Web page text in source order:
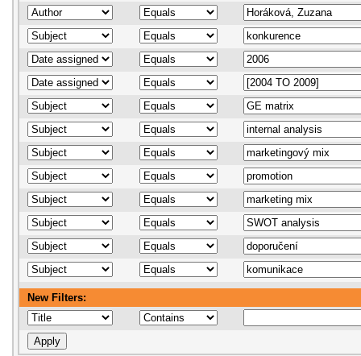
New Filters: